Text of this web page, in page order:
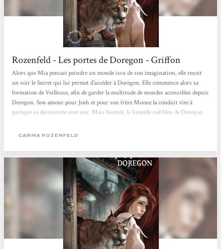
Rozenfeld - Les portes de Doregon - Griffon
Alors que Mia pensait peindre un monde issu de son imagination, elle reçoit
un soir le Secret qui lui permet d'accéder à Doregon. Elle commence alors sa
formation de Veilleuse, afin de garder la multitude de mondes accessibles depuis
Doregon. Son amour pour Josh et pour son frère Moone la conduit vite à
partager sa découverte avec eux. Mais bientôt, le limpide ciel bleu de Doregon
nous happe comme il a attiré sa gardienne, grâce à ses magnifiques paysages et à
CARINA ROZENFELD